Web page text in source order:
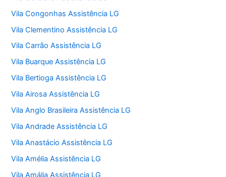
Vila Congonhas Assistência LG
Vila Clementino Assistência LG
Vila Carrão Assistência LG
Vila Buarque Assistência LG
Vila Bertioga Assistência LG
Vila Airosa Assistência LG
Vila Anglo Brasileira Assistência LG
Vila Andrade Assistência LG
Vila Anastácio Assistência LG
Vila Amélia Assistência LG
Vila Amália Assistência LG